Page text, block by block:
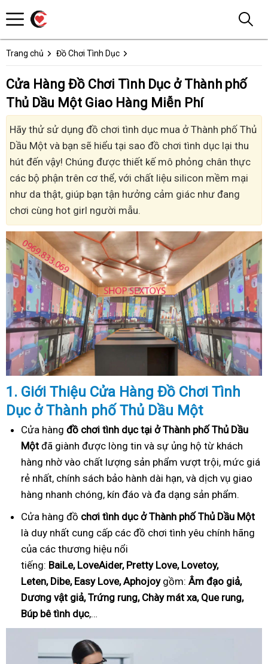
Trang chủ Đồ Chơi Tình Dục
Cửa Hàng Đồ Chơi Tình Dục ở Thành phố
Thủ Dầu Một Giao Hàng Miễn Phí
Hãy thử sử dụng đồ chơi tình dục mua ở Thành phố Thủ
Dầu Một và bạn sẽ hiểu tại sao đồ chơi tình dục lại thu
hút đến vậy! Chúng được thiết kế mô phỏng chân thực
các bộ phận trên cơ thể, với chất liệu silicon mềm mại
như da thật, giúp bạn tận hưởng cảm giác như đang
chơi cùng hot girl người mẫu.
1. Giới Thiệu Cửa Hàng Đồ Chơi Tình
Dục ở Thành phố Thủ Dầu Một
Cửa hàng đồ chơi tình dục tại ở Thành phố Thủ Dầu
Một đã giành được lòng tin và sự ủng hộ từ khách
hàng nhờ vào chất lượng sản phẩm vượt trội, mức giá
rẻ nhất, chính sách bảo hành dài hạn, và dịch vụ giao
hàng nhanh chóng, kín đáo và đa dạng sản phẩm.
Cửa hàng đồ chơi tình dục ở Thành phố Thủ Dầu Một
là duy nhất cung cấp các đồ chơi tình yêu chính hãng
của các thương hiệu nổi
tiếng: BaiLe, LoveAider, Pretty Love, Lovetoy,
Leten, Dibe, Easy Love, Aphojoygồm: Âm đạo giả,
Dương vật giả, Trứng rung, Chày mát xa, Que rung,
Búp bê tình dục,…